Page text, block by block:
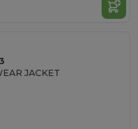
JACKET